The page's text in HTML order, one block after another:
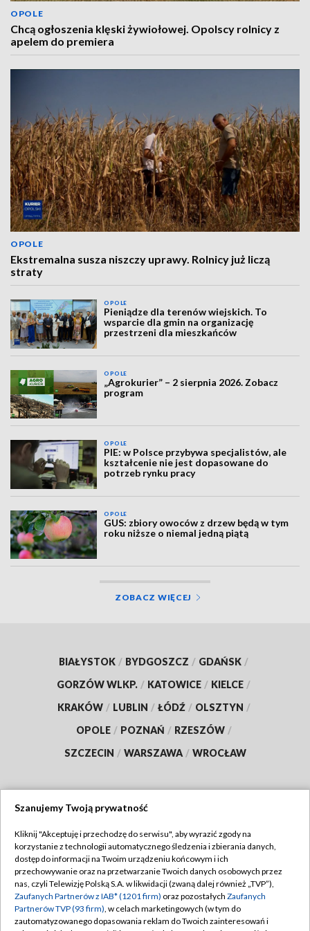
OPOLE
Chcą ogłoszenia klęski żywiołowej. Opolscy rolnicy z
apelem do premiera
OPOLE
Ekstremalna susza niszczy uprawy. Rolnicy już liczą
straty
OPOLE
Pieniądze dla terenów wiejskich. To
wsparcie dla gmin na organizację
przestrzeni dla mieszkańców
OPOLE
„Agrokurier” – 2 sierpnia 2026. Zobacz
program
OPOLE
PIE: w Polsce przybywa specjalistów, ale
kształcenie nie jest dopasowane do
potrzeb rynku pracy
OPOLE
GUS: zbiory owoców z drzew będą w tym
roku niższe o niemal jedną piątą
ZOBACZ WIĘCEJ
BIAŁYSTOK / BYDGOSZCZ / GDAŃSK /
GORZÓW WLKP. / KATOWICE / KIELCE /
KRAKÓW / LUBLIN / ŁÓDŹ / OLSZTYN /
OPOLE / POZNAŃ / RZESZÓW /
SZCZECIN / WARSZAWA / WROCŁAW
TVP
Abonament TVP
Emisja w TVP
Centrum informacji TVP
Regulamin TVP
Polityka prywatności
Moje zgody
Szanujemy Twoją prywatność
Kliknij "Akceptuję i przechodzę do serwisu", aby wyrazić zgody na
korzystanie z technologii automatycznego śledzenia i zbierania danych,
dostęp do informacji na Twoim urządzeniu końcowym i ich
przechowywanie oraz na przetwarzanie Twoich danych osobowych przez
nas, czyli Telewizję Polską S.A. w likwidacji (zwaną dalej również „TVP”),
Zaufanych Partnerów z IAB* (1201 firm) oraz pozostałych Zaufanych
Partnerów TVP (93 firm), w celach marketingowych (w tym do
zautomatyzowanego dopasowania reklam do Twoich zainteresowań i